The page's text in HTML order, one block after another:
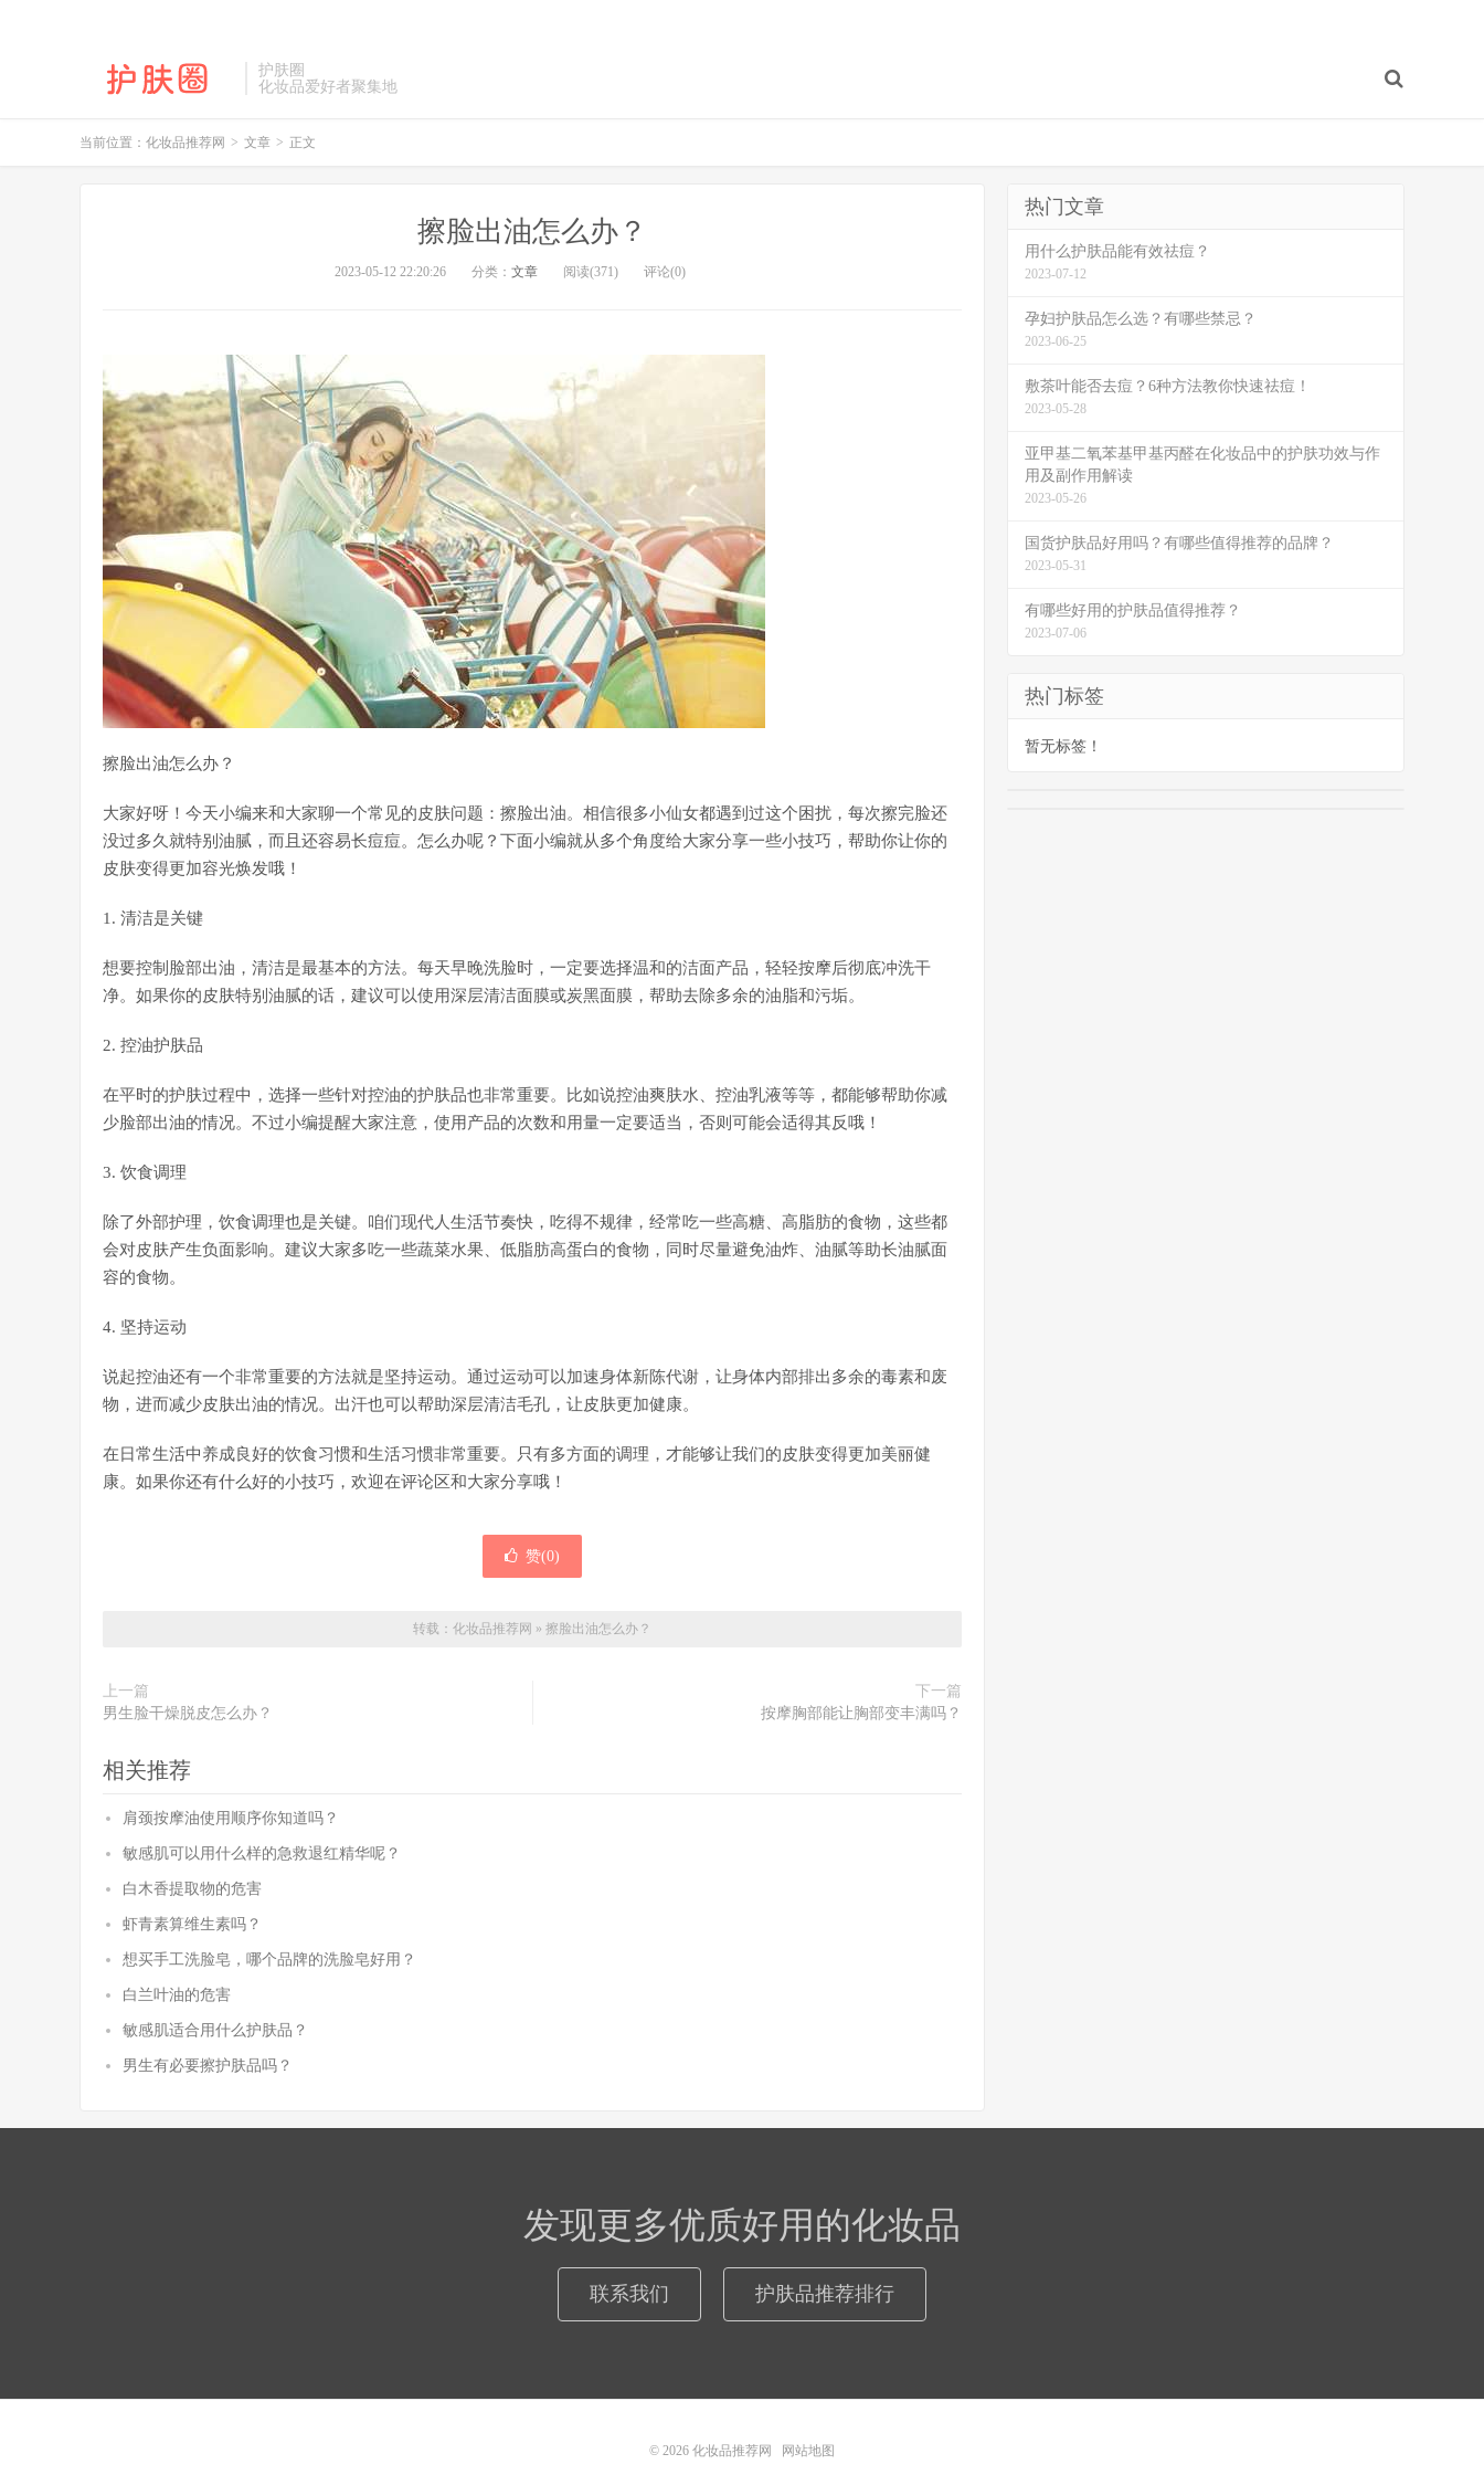
护肤圈
化妆品爱好者聚集地
当前位置： 化妆品推荐网 > 文章 > 正文
擦脸出油怎么办？
2023-05-12 22:20:26 分类： 文章 阅读(371) 评论(0)
擦脸出油怎么办？
大家好呀！今天小编来和大家聊一个常见的皮肤问题：擦脸出油。相信很多小仙女都遇到过这个困扰，每次擦完脸还
没过多久就特别油腻，而且还容易长痘痘。怎么办呢？下面小编就从多个角度给大家分享一些小技巧，帮助你让你的
皮肤变得更加容光焕发哦！
1. 清洁是关键
想要控制脸部出油，清洁是最基本的方法。每天早晚洗脸时，一定要选择温和的洁面产品，轻轻按摩后彻底冲洗干
净。如果你的皮肤特别油腻的话，建议可以使用深层清洁面膜或炭黑面膜，帮助去除多余的油脂和污垢。
2. 控油护肤品
在平时的护肤过程中，选择一些针对控油的护肤品也非常重要。比如说控油爽肤水、控油乳液等等，都能够帮助你减
少脸部出油的情况。不过小编提醒大家注意，使用产品的次数和用量一定要适当，否则可能会适得其反哦！
3. 饮食调理
除了外部护理，饮食调理也是关键。咱们现代人生活节奏快，吃得不规律，经常吃一些高糖、高脂肪的食物，这些都
会对皮肤产生负面影响。建议大家多吃一些蔬菜水果、低脂肪高蛋白的食物，同时尽量避免油炸、油腻等助长油腻面
容的食物。
4. 坚持运动
说起控油还有一个非常重要的方法就是坚持运动。通过运动可以加速身体新陈代谢，让身体内部排出多余的毒素和废
物，进而减少皮肤出油的情况。出汗也可以帮助深层清洁毛孔，让皮肤更加健康。
在日常生活中养成良好的饮食习惯和生活习惯非常重要。只有多方面的调理，才能够让我们的皮肤变得更加美丽健
康。如果你还有什么好的小技巧，欢迎在评论区和大家分享哦！
赞(0)
转载： 化妆品推荐网 » 擦脸出油怎么办？
上一篇
男生脸干燥脱皮怎么办？
下一篇
按摩胸部能让胸部变丰满吗？
相关推荐
肩颈按摩油使用顺序你知道吗？
敏感肌可以用什么样的急救退红精华呢？
白木香提取物的危害
虾青素算维生素吗？
想买手工洗脸皂，哪个品牌的洗脸皂好用？
白兰叶油的危害
敏感肌适合用什么护肤品？
男生有必要擦护肤品吗？
热门文章
用什么护肤品能有效祛痘？
2023-07-12
孕妇护肤品怎么选？有哪些禁忌？
2023-06-25
敷茶叶能否去痘？6种方法教你快速祛痘！
2023-05-28
亚甲基二氧苯基甲基丙醛在化妆品中的护肤功效与作
用及副作用解读
2023-05-26
国货护肤品好用吗？有哪些值得推荐的品牌？
2023-05-31
有哪些好用的护肤品值得推荐？
2023-07-06
热门标签
暂无标签！
发现更多优质好用的化妆品
联系我们 护肤品推荐排行
© 2026 化妆品推荐网 网站地图